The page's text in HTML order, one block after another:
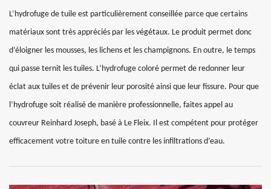
L’hydrofuge de tuile est particulièrement conseillée parce que certains
matériaux sont très appréciés par les végétaux. Le produit permet donc
d’éloigner les mousses, les lichens et les champignons. En outre, le temps
qui passe ternit les tuiles. L’hydrofuge coloré permet de redonner leur
éclat aux tuiles et de prévenir leur porosité ainsi que leur fissure. Pour que
l’hydrofuge soit réalisé de manière professionnelle, faites appel au
couvreur Reinhard Joseph, basé à Le Fleix. Il est compétent pour protéger
efficacement votre toiture en tuile contre les infiltrations d’eau.